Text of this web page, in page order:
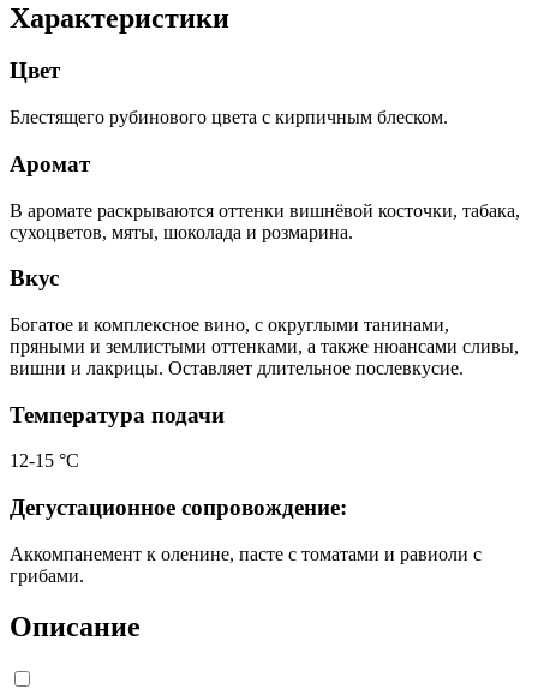
Характеристики
Цвет
Блестящего рубинового цвета с кирпичным блеском.
Аромат
В аромате раскрываются оттенки вишнёвой косточки, табака,
сухоцветов, мяты, шоколада и розмарина.
Вкус
Богатое и комплексное вино, с округлыми танинами,
пряными и землистыми оттенками, а также нюансами сливы,
вишни и лакрицы. Оставляет длительное послевкусие.
Температура подачи
12-15 °С
Дегустационное сопровождение:
Аккомпанемент к оленине, пасте с томатами и равиоли с
грибами.
Описание